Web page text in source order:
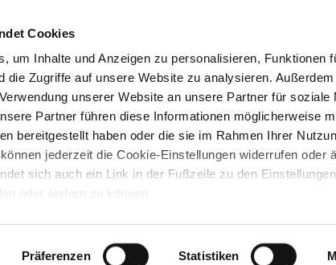
Cookies
um Inhalte und Anzeigen zu personalisieren, Funktionen
die Zugriffe auf unsere Website zu analysieren.
unserer Website an unsere Partner für soziale
Partner führen diese Informationen möglicherweise
bereitgestellt haben oder die sie im Rahmen Ihrer
jederzeit die Cookie-Einstellungen widerrufen oder
sich auch ein Link in der Fußzeile zu den
oder ändern zu können.
Präferenzen Statistiken
Ablauf Programm Deine
HOL DIR DEIN
ZURÜCK